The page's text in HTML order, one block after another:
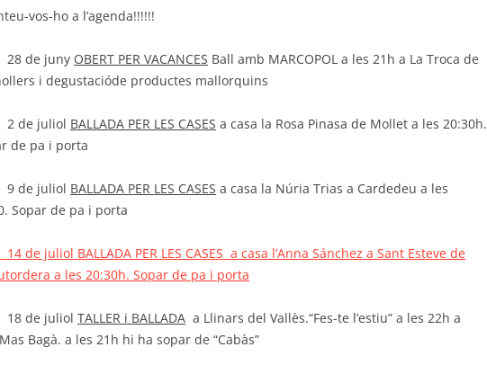
vos-ho a l’agenda!!!!!!
de juny OBERT PER VACANCES Ball amb MARCOPOL a les 21h a La Troca de
i degustacióde productes mallorquins
juliol BALLADA PER LES CASES a casa la Rosa Pinasa de Mollet a les 20:30h.
de pa i porta
juliol BALLADA PER LES CASES a casa la Núria Trias a Cardedeu a les
Sopar de pa i porta
juliol BALLADA PER LES CASES a casa l’Anna Sánchez a Sant Esteve de
a les 20:30h. Sopar de pa i porta
de juliol TALLER i BALLADAa Llinars del Vallès.“Fes-te l’estiu” a les 22h a
Bagà. a les 21h hi ha sopar de “Cabàs”